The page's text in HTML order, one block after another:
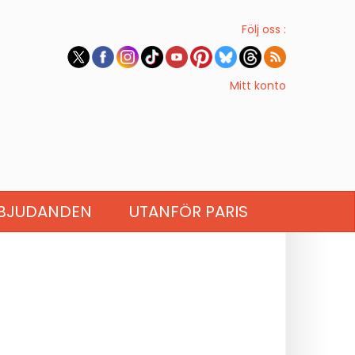
Följ oss :
Mitt konto
UTANFÖR PARIS